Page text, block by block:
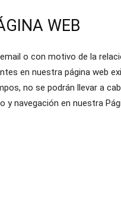
WEB
o con motivo de la
en nuestra página web
no se podrán llevar a
navegación en nuestra